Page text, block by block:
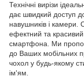
Технічні вирізи
дає швидкий доступ
навушників і камери.
ефектний та
смартфона. Ми
до Ваших мобільних
чохол у будь-якому
ім'ям.